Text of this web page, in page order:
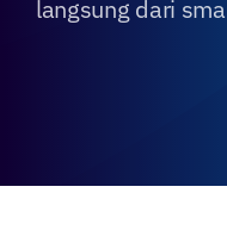
langsung dari